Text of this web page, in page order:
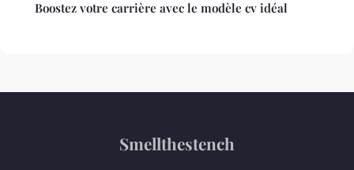
Boostez votre carrière avec le modèle cv idéal
Smellthestench